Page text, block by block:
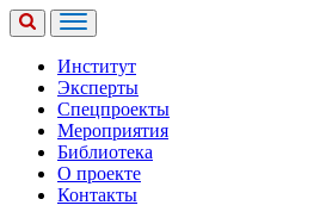
Институт
Эксперты
Спецпроекты
Мероприятия
Библиотека
О проекте
Контакты